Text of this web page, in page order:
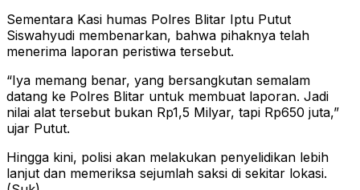
Sementara Kasi humas Polres Blitar Iptu Putut
Siswahyudi membenarkan, bahwa pihaknya telah
menerima laporan peristiwa tersebut.
“Iya memang benar, yang bersangkutan semalam
datang ke Polres Blitar untuk membuat laporan. Jadi
nilai alat tersebut bukan Rp1,5 Milyar, tapi Rp650 juta,”
ujar Putut.
Hingga kini, polisi akan melakukan penyelidikan lebih
lanjut dan memeriksa sejumlah saksi di sekitar lokasi.